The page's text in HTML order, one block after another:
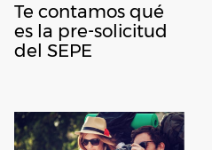
Te contamos qué
es la pre-solicitud
del SEPE